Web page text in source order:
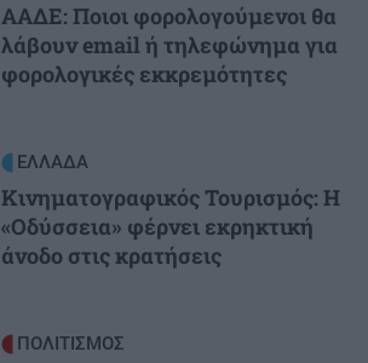
ΑΑΔΕ: Ποιοι φορολογούμενοι θα
λάβουν email ή τηλεφώνημα για
φορολογικές εκκρεμότητες
ΕΛΛΑΔΑ
Κινηματογραφικός Τουρισμός: Η
«Οδύσσεια» φέρνει εκρηκτική
άνοδο στις κρατήσεις
ΠΟΛΙΤΙΣΜΟΣ